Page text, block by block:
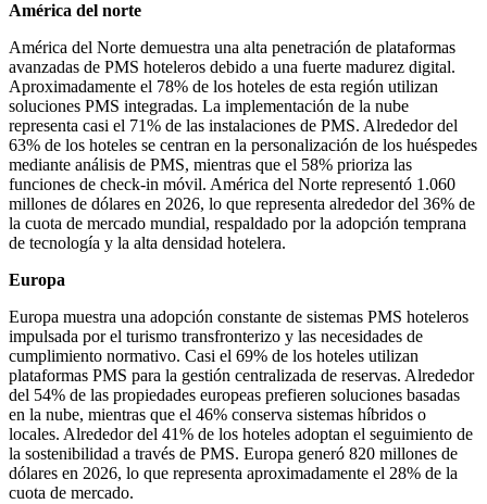
América del norte
América del Norte demuestra una alta penetración de plataformas
avanzadas de PMS hoteleros debido a una fuerte madurez digital.
Aproximadamente el 78% de los hoteles de esta región utilizan
soluciones PMS integradas. La implementación de la nube
representa casi el 71% de las instalaciones de PMS. Alrededor del
63% de los hoteles se centran en la personalización de los huéspedes
mediante análisis de PMS, mientras que el 58% prioriza las
funciones de check-in móvil. América del Norte representó 1.060
millones de dólares en 2026, lo que representa alrededor del 36% de
la cuota de mercado mundial, respaldado por la adopción temprana
de tecnología y la alta densidad hotelera.
Europa
Europa muestra una adopción constante de sistemas PMS hoteleros
impulsada por el turismo transfronterizo y las necesidades de
cumplimiento normativo. Casi el 69% de los hoteles utilizan
plataformas PMS para la gestión centralizada de reservas. Alrededor
del 54% de las propiedades europeas prefieren soluciones basadas
en la nube, mientras que el 46% conserva sistemas híbridos o
locales. Alrededor del 41% de los hoteles adoptan el seguimiento de
la sostenibilidad a través de PMS. Europa generó 820 millones de
dólares en 2026, lo que representa aproximadamente el 28% de la
cuota de mercado.